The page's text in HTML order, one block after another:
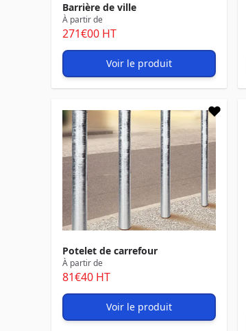
Barrière de ville
À partir de
271€00 HT
Voir le produit
Potelet de carrefour
À partir de
81€40 HT
Voir le produit